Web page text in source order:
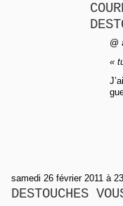
@
«
samedi 26 février 2011 à
DESTOUCHES